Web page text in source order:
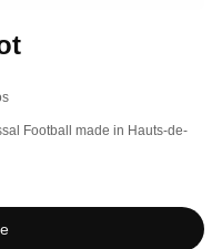
Football made in Hauts-de-